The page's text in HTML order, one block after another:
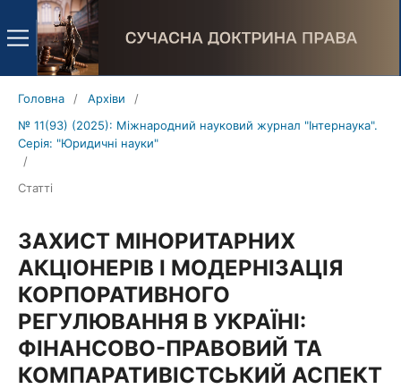
Головна / Архіви
/
№ 11(93) (2025): Міжнародний науковий журнал "Інтернаука".
Серія: "Юридичні науки"
/
Статті
ЗАХИСТ МІНОРИТАРНИХ
АКЦІОНЕРІВ І МОДЕРНІЗАЦІЯ
КОРПОРАТИВНОГО
РЕГУЛЮВАННЯ В УКРАЇНІ:
ФІНАНСОВО-ПРАВОВИЙ ТА
КОМПАРАТИВІСТСЬКИЙ АСПЕКТ